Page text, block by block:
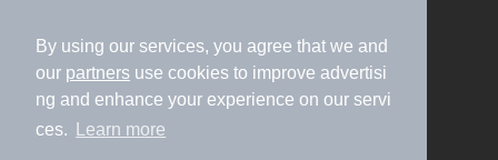
By using our services, you agree that we and
our partners use cookies to improve advertisi
ng and enhance your experience on our servi
ces.
Learn more
加盟店募集（資料請求）
広告出稿のご案内
利用規約
ライフスタイルMEMBERS+規約
特定商取引法に基づく表記
ヘルプ
採用情報
運営会社